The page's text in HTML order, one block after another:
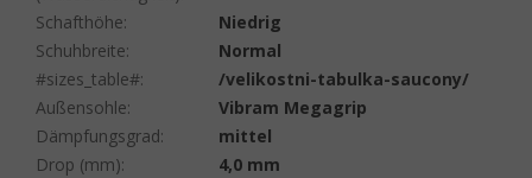
Schafthöhe:
Niedrig
Schuhbreite:
Normal
#sizes_table#:
/velikostni-tabulka-saucony/
Außensohle:
Vibram Megagrip
Dämpfungsgrad:
mittel
Drop (mm):
4,0 mm